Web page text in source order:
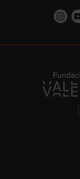
https://
https://